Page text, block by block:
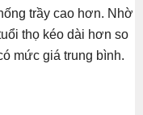
trầy cao hơn. Nhờ
thọ kéo dài hơn so
mức giá trung bình.